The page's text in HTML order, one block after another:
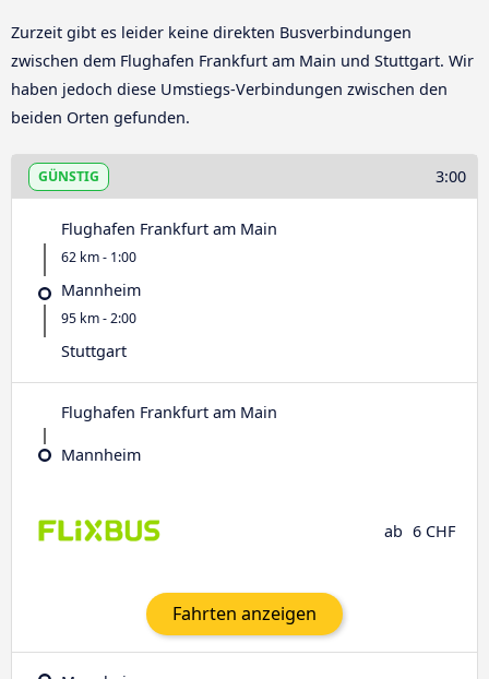
Zurzeit gibt es leider keine direkten Busverbindungen
zwischen dem Flughafen Frankfurt am Main und Stuttgart. Wir
haben jedoch diese Umstiegs-Verbindungen zwischen den
beiden Orten gefunden.
GÜNSTIG 3:00
Flughafen Frankfurt am Main
62 km - 1:00
Mannheim
95 km - 2:00
Stuttgart
Flughafen Frankfurt am Main
Mannheim
ab 6 CHF
Fahrten anzeigen